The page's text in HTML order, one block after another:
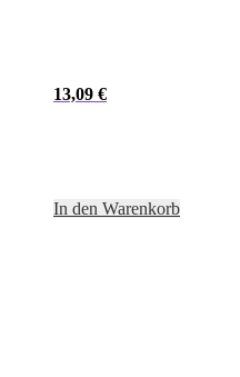
13,09 €
In den Warenkorb